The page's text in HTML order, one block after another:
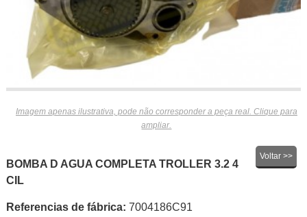
Imagem apenas ilustrativa, pode não corresponder a peça real. Clique para
ampliar.
Voltar >>
BOMBA D AGUA COMPLETA TROLLER 3.2 4
CIL
Referencias de fábrica: 7004186C91